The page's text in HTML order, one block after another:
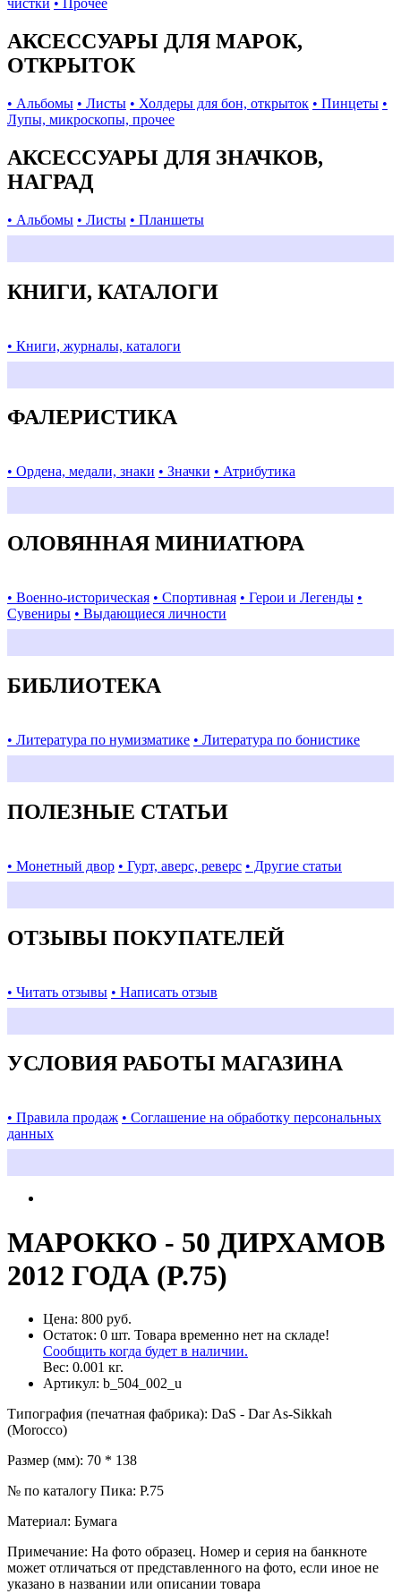
чистки • Прочее
АКСЕССУАРЫ ДЛЯ МАРОК,
ОТКРЫТОК
• Альбомы • Листы • Холдеры для бон, открыток • Пинцеты •
Лупы, микроскопы, прочее
АКСЕССУАРЫ ДЛЯ ЗНАЧКОВ,
НАГРАД
• Альбомы • Листы • Планшеты
КНИГИ, КАТАЛОГИ
• Книги, журналы, каталоги
ФАЛЕРИСТИКА
• Ордена, медали, знаки • Значки • Атрибутика
ОЛОВЯННАЯ МИНИАТЮРА
• Военно-историческая • Спортивная • Герои и Легенды •
Сувениры • Выдающиеся личности
БИБЛИОТЕКА
• Литература по нумизматике • Литература по бонистике
ПОЛЕЗНЫЕ СТАТЬИ
• Монетный двор • Гурт, аверс, реверс • Другие статьи
ОТЗЫВЫ ПОКУПАТЕЛЕЙ
• Читать отзывы • Написать отзыв
УСЛОВИЯ РАБОТЫ МАГАЗИНА
• Правила продаж • Соглашение на обработку персональных
данных
МАРОККО - 50 ДИРХАМОВ
2012 ГОДА (P.75)
Цена: 800 руб.
Остаток: 0 шт. Товара временно нет на складе!
Сообщить когда будет в наличии.
Вес: 0.001 кг.
Артикул: b_504_002_u
Типография (печатная фабрика): DaS - Dar As-Sikkah
(Morocco)
Размер (мм): 70 * 138
№ по каталогу Пика: P.75
Материал: Бумага
Примечание: На фото образец. Номер и серия на банкноте
может отличаться от представленного на фото, если иное не
указано в названии или описании товара